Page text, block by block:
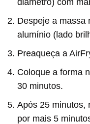
Despeje a massa
alumínio (lado
Preaqueça a
Coloque a forma
30 minutos.
Após 25 minutos,
por mais 5